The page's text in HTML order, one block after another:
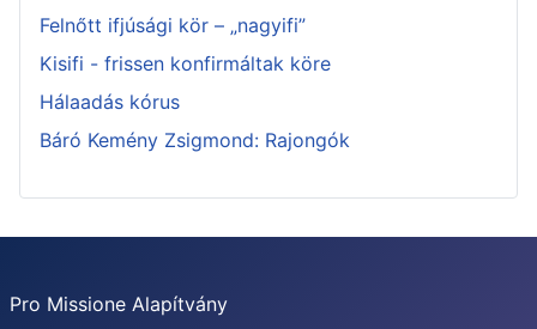
Felnőtt ifjúsági kör – „nagyifi”
Kisifi - frissen konfirmáltak köre
Hálaadás kórus
Báró Kemény Zsigmond: Rajongók
Pro Missione Alapítvány